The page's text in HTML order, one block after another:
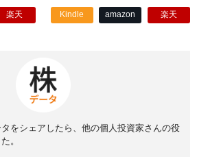
楽天 Kindle amazon 楽天
をシェアしたら、他の個人投資家さんの役
。